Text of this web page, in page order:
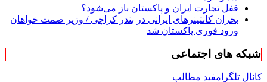
قفل تجارت ایران و پاکستان باز می‌شود؟
بحران کانتینر‌های ایرانی در بندر کراچی / وزیر صمت خواهان
ورود فوری پاکستان شد
شبکه های اجتماعی
کانال تلگرامفید مطالب